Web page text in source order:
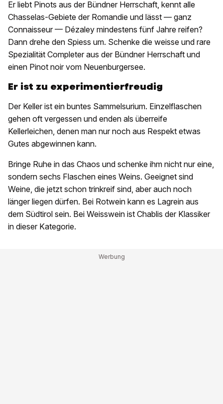
Er liebt Pinots aus der Bündner Herrschaft, kennt alle
Chasselas-Gebiete der Romandie und lässt — ganz
Connaisseur — Dézaley mindestens fünf Jahre reifen?
Dann drehe den Spiess um. Schenke die weisse und rare
Spezialität Completer aus der Bündner Herrschaft und
einen Pinot noir vom Neuenburgersee.
Er ist zu experimentierfreudig
Der Keller ist ein buntes Sammelsurium. Einzelflaschen
gehen oft vergessen und enden als überreife
Kellerleichen, denen man nur noch aus Respekt etwas
Gutes abgewinnen kann.
Bringe Ruhe in das Chaos und schenke ihm nicht nur eine,
sondern sechs Flaschen eines Weins. Geeignet sind
Weine, die jetzt schon trinkreif sind, aber auch noch
länger liegen dürfen. Bei Rotwein kann es Lagrein aus
dem Südtirol sein. Bei Weisswein ist Chablis der Klassiker
in dieser Kategorie.